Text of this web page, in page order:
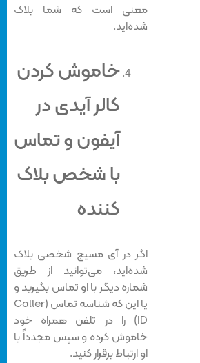
معنی است که شما بلاک
شده‌اید.
خاموش کردن
کالر آیدی در
آیفون و تماس
با شخص بلاک
کننده
اگر در آی مسیج شخصی بلاک
شده‌اید، می‌توانید از طریق
شماره دیگر با او تماس بگیرید و
یا این که شناسه تماس (Caller
ID) را در تلفن همراه خود
خاموش کرده و سپس مجدداً با
او ارتباط برقرار کنید.